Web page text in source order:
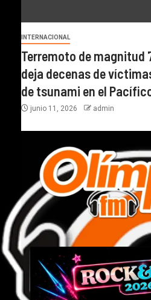
INTERNACIONAL
Terremoto de magnitud
deja decenas de
de tsunami en el
junio 11, 2026 admin